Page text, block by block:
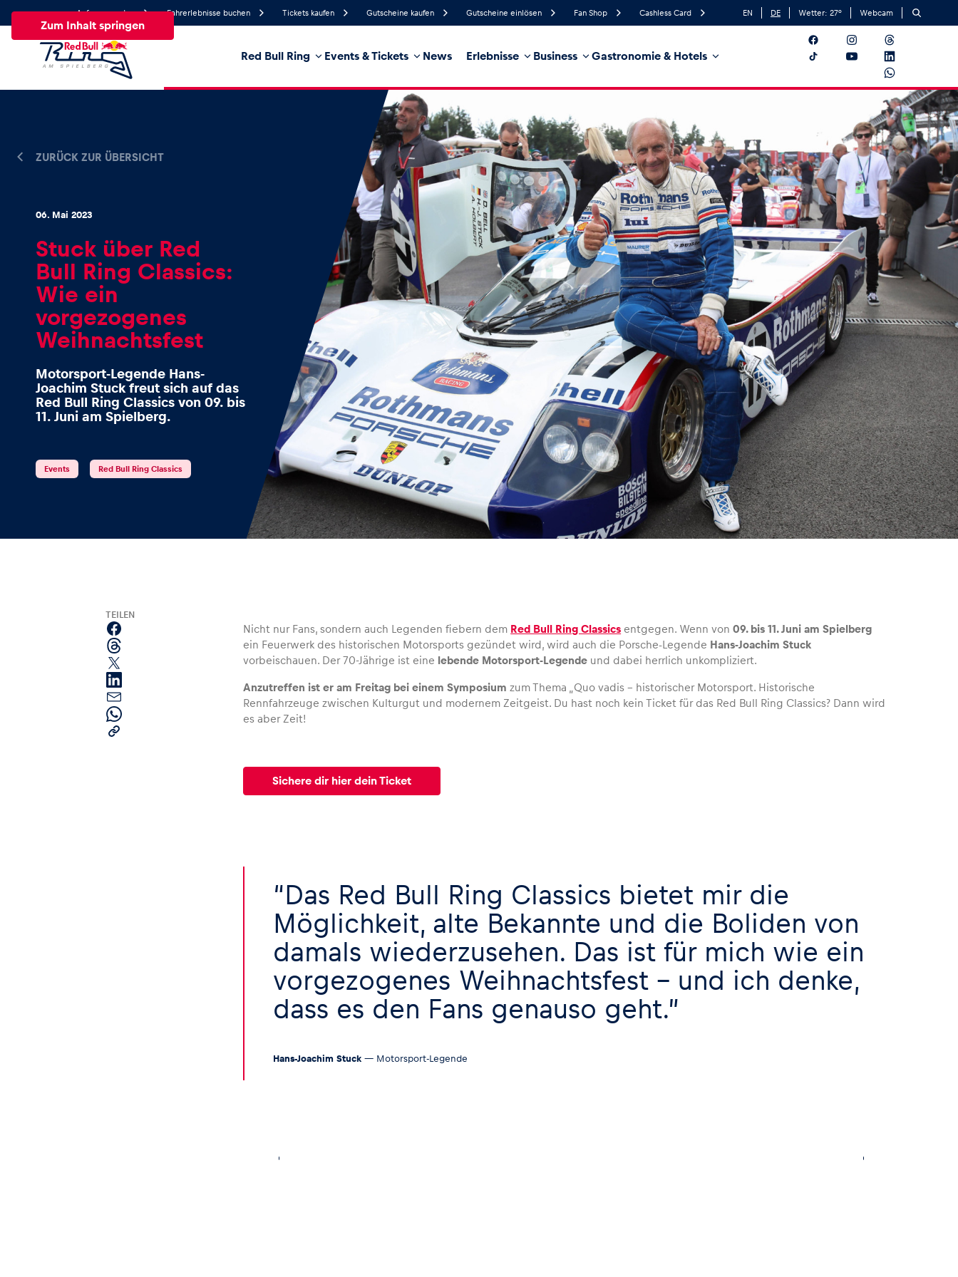
Zum Inhalt springen
Anfrage senden Fahrerlebnisse buchen Tickets kaufen Gutscheine kaufen Gutscheine einlösen Fan Shop Cashless Card EN DE Wetter: 27° Webcam
Red Bull Ring Events & Tickets News Erlebnisse Business Gastronomie & Hotels
27°
Regenwahrscheinlichkeit
Business Glossar
News
Alle anzeigen
Events
ZURÜCK ZUR ÜBERSICHT
06. Mai 2023
Stuck über Red
Bull Ring Classics:
Wie ein
vorgezogenes
Weihnachtsfest
Motorsport-Legende Hans-
Joachim Stuck freut sich auf das
Red Bull Ring Classics von 09. bis
11. Juni am Spielberg.
Events Red Bull Ring Classics
TEILEN
Nicht nur Fans, sondern auch Legenden fiebern dem Red Bull Ring Classics entgegen. Wenn von09. bis 11. Juni am Spielberg
ein Feuerwerk des historischen Motorsports gezündet wird, wird auch die Porsche-Legende Hans-Joachim Stuck
vorbeischauen. Der 70-Jährige ist eine lebende Motorsport-Legende und dabei herrlich unkompliziert.
Anzutreffen ist er am Freitag bei einem Symposiumzum Thema „Quo vadis – historischer Motorsport. Historische
Rennfahrzeuge zwischen Kulturgut und modernem Zeitgeist. Du hast noch kein Ticket für das Red Bull Ring Classics? Dann wird
es aber Zeit!
Sichere dir hier dein Ticket
Das Red Bull Ring Classics bietet mir die
Möglichkeit, alte Bekannte und die Boliden von
damals wiederzusehen. Das ist für mich wie ein
vorgezogenes Weihnachtsfest – und ich denke,
dass es den Fans genauso geht.
Hans-Joachim Stuck — Motorsport-Legende